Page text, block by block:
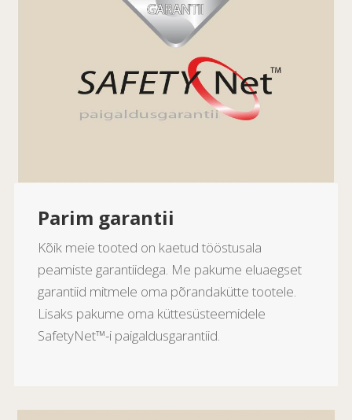
Parim garantii
Kõik meie tooted on kaetud tööstusala
peamiste garantiidega. Me pakume eluaegset
garantiid mitmele oma põrandakütte tootele.
Lisaks pakume oma küttesüsteemidele
SafetyNet™-i paigaldusgarantiid.